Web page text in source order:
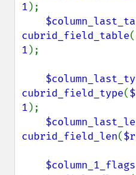
1 );
cubrid_field_table(
1 );
cubrid_field_type(
1 );
cubrid_field_len(
$column_1_flags